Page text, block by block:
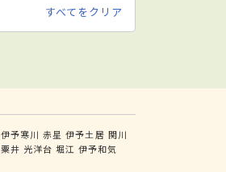
すべてをクリア
伊予寒川 赤星 伊予土居 関川
粟井 光洋台 堀江 伊予和気